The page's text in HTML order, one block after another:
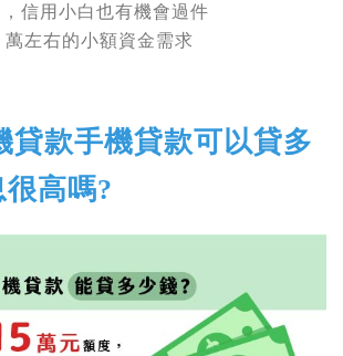
信用小白也有機會過件
萬左右的小額資金需求
貸款手機貸款可以貸多
高嗎?